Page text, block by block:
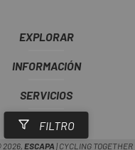
EXPLORAR
INFORMACIÓN
SERVICIOS
ESCAPA
2026, ESCAPA | CYCLING TOGETHER
FILTRO